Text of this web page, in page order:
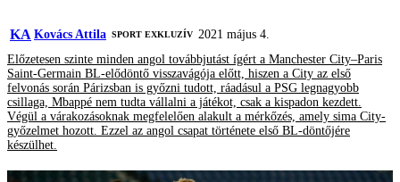
KA Kovács Attila SPORT EXKLUZÍV 2021 május 4.
Előzetesen szinte minden angol továbbjutást ígért a Manchester City–Paris
Saint-Germain BL-elődöntő visszavágója előtt, hiszen a City az első
felvonás során Párizsban is győzni tudott, ráadásul a PSG legnagyobb
csillaga, Mbappé nem tudta vállalni a játékot, csak a kispadon kezdett.
Végül a várakozásoknak megfelelően alakult a mérkőzés, amely sima City-
győzelmet hozott. Ezzel az angol csapat története első BL-döntőjére
készülhet.